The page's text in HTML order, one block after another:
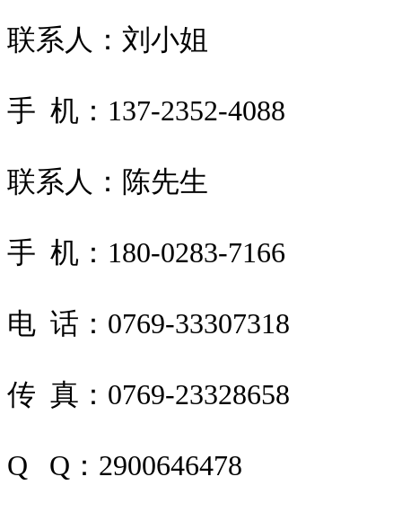
联系人：刘小姐
手 机：137-2352-4088
联系人：陈先生
手 机：180-0283-7166
电 话：0769-33307318
传 真：0769-23328658
Q Q：2900646478